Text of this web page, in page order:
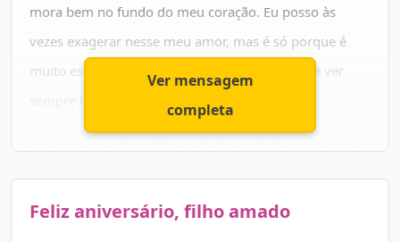
abençoado, meu filho.
mora bem no fundo do meu coração. Eu posso às
vezes exagerar nesse meu amor, mas é só porque é
muito especial para mim mesmo, e eu quero te ver
consigo de deixar de me sentir apreensiva com isso. É
Ver mensagem
completa
Feliz aniversário, filho amado